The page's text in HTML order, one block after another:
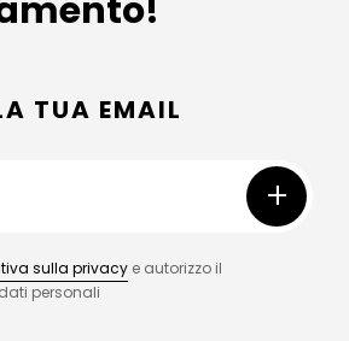
TUA EMAIL
+
sulla privacy e autorizzo il
personali